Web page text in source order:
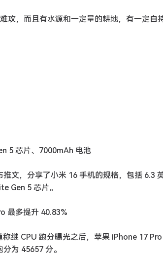
，而且有水源和一定量的耕地，有一定自
5 芯片、7000mAh 电池
文，分享了小米 16 手机的规格，包括 6.3
Gen 5 芯片。
最多提升 40.83%
继 CPU 跑分曝光之后，苹果 iPhone 17
为 45657 分。